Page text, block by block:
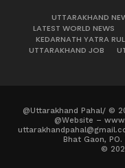
UTTARAKHAND
LATEST WORLD NEWS
KEDARNATH YATRA
UTTARAKHAND JOB
@Uttarakhand Pahal/ ©
@Website –
Bhat Gaon,
©